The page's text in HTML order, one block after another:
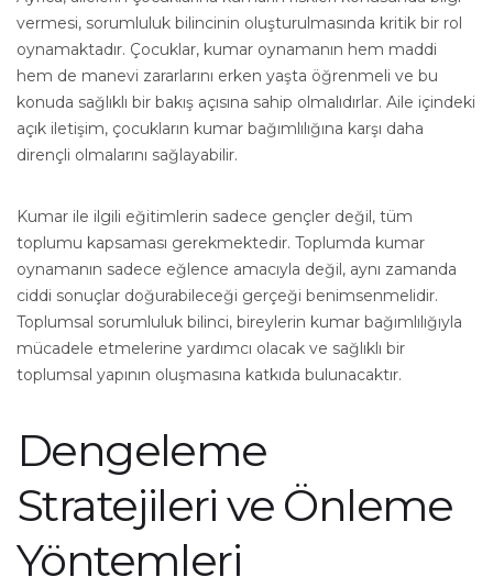
vermesi, sorumluluk bilincinin oluşturulmasında kritik bir rol
oynamaktadır. Çocuklar, kumar oynamanın hem maddi
hem de manevi zararlarını erken yaşta öğrenmeli ve bu
konuda sağlıklı bir bakış açısına sahip olmalıdırlar. Aile içindeki
açık iletişim, çocukların kumar bağımlılığına karşı daha
dirençli olmalarını sağlayabilir.
Kumar ile ilgili eğitimlerin sadece gençler değil, tüm
toplumu kapsaması gerekmektedir. Toplumda kumar
oynamanın sadece eğlence amacıyla değil, aynı zamanda
ciddi sonuçlar doğurabileceği gerçeği benimsenmelidir.
Toplumsal sorumluluk bilinci, bireylerin kumar bağımlılığıyla
mücadele etmelerine yardımcı olacak ve sağlıklı bir
toplumsal yapının oluşmasına katkıda bulunacaktır.
Dengeleme
Stratejileri ve Önleme
Yöntemleri